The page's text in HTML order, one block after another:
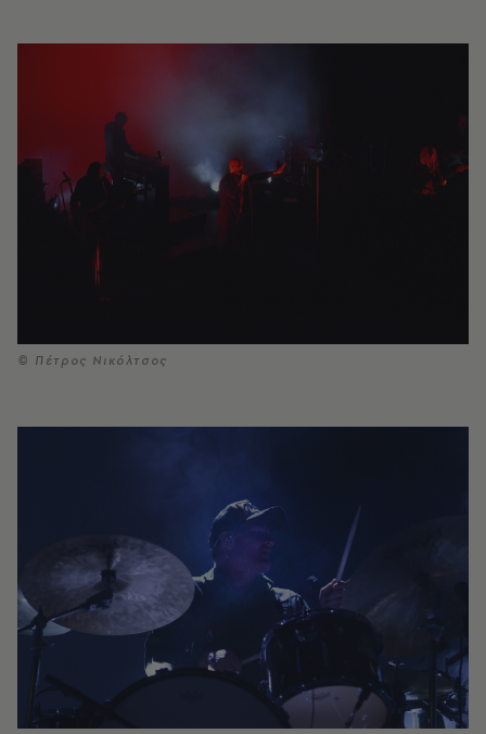
© Πέτρος Νικόλτσος